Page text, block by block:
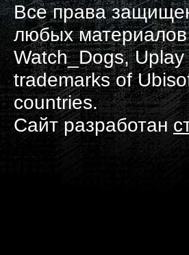
Все права
любых материалов
Watch_Dogs,
trademarks of
countries.
Сайт разработан